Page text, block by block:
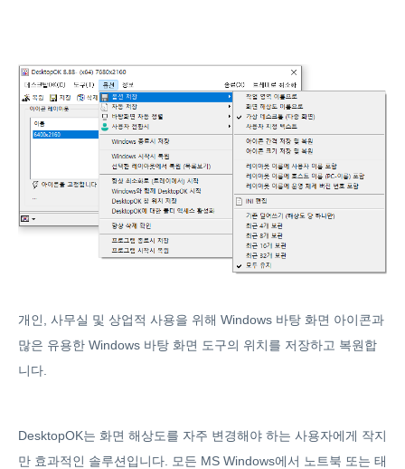
개인, 사무실 및 상업적 사용을 위해 Windows 바탕 화면 아이콘과
많은 유용한 Windows 바탕 화면 도구의 위치를 ​​저장하고 복원합
니다.
DesktopOK는 화면 해상도를 자주 변경해야 하는 사용자에게 작지
만 효과적인 솔루션입니다. 모든 MS Windows에서 노트북 또는 태